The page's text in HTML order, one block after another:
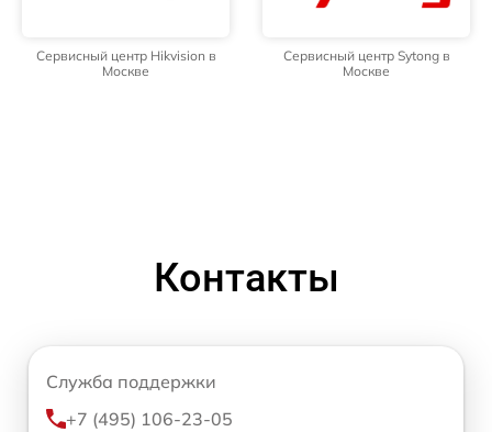
Сервисный центр Hikvision в
Москве
Сервисный центр Sytong в
Москве
Контакты
Служба поддержки
+7 (495) 106-23-05